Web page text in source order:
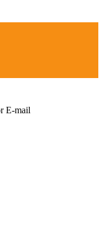
E-mail